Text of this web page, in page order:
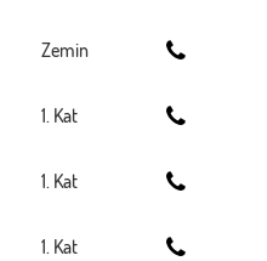
Zemin
1. Kat
1. Kat
1. Kat